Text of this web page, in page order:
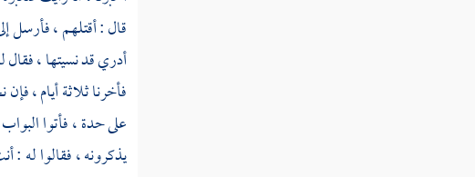
قال : أقتلهم ، فأرسل
أدري قد نسيتها ، فقال
فأخرنا ثلاثة أيام ،
على حدة ، فأتوا
يذكرونه ، فقالوا له